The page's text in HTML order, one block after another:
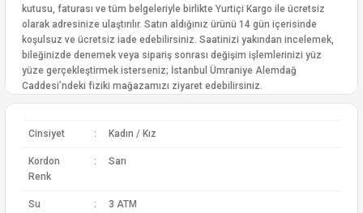
kutusu, faturası ve tüm belgeleriyle birlikte Yurtiçi Kargo ile ücretsiz
olarak adresinize ulaştırılır. Satın aldığınız ürünü 14 gün içerisinde
koşulsuz ve ücretsiz iade edebilirsiniz. Saatinizi yakından incelemek,
bileğinizde denemek veya sipariş sonrası değişim işlemlerinizi yüz
yüze gerçekleştirmek isterseniz; İstanbul Ümraniye Alemdağ
Caddesi’ndeki fiziki mağazamızı ziyaret edebilirsiniz.
Cinsiyet : Kadın / Kız
Kordon
Renk
: Sarı
Su
: 3 ATM